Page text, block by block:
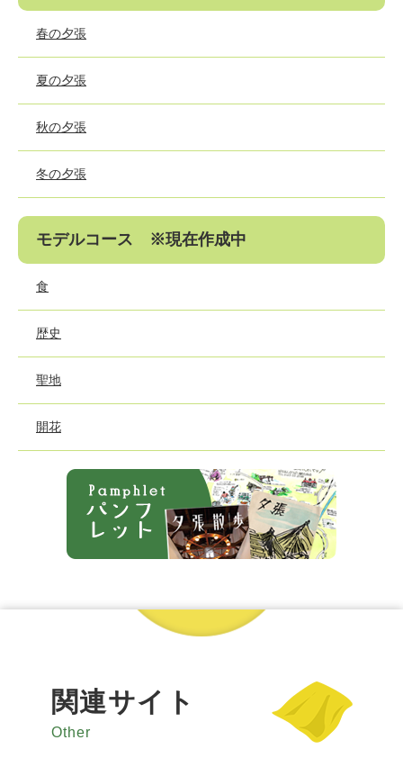
春の夕張
夏の夕張
秋の夕張
冬の夕張
モデルコース ※現在作成中
食
歴史
聖地
開花
関連サイト
Other